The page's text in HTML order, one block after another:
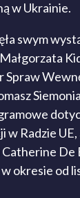
w Ukrainie.
swym
Spraw
w Radzie
De
okresie od